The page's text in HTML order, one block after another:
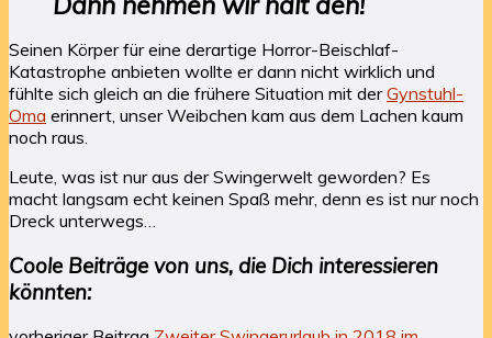
Seinen Körper für eine derartige Horror-Beischlaf-
Katastrophe anbieten wollte er dann nicht wirklich und
fühlte sich gleich an die frühere Situation mit derGynstuhl-
Oma erinnert, unser Weibchen kam aus dem Lachen kaum
noch raus.
Leute, was ist nur aus der Swingerwelt geworden? Es
macht langsam echt keinen Spaß mehr, denn es ist nur noch
Dreck unterwegs…
Coole Beiträge von uns, die Dich interessieren
könnten: